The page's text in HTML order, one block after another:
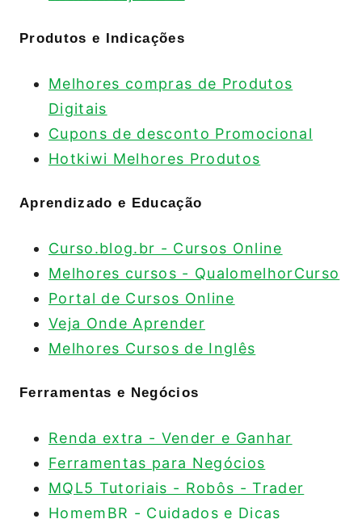
Produtos e Indicações
Melhores compras de Produtos
Digitais
Cupons de desconto Promocional
Hotkiwi Melhores Produtos
Aprendizado e Educação
Curso.blog.br - Cursos Online
Melhores cursos - QualomelhorCurso
Portal de Cursos Online
Veja Onde Aprender
Melhores Cursos de Inglês
Ferramentas e Negócios
Renda extra - Vender e Ganhar
Ferramentas para Negócios
MQL5 Tutoriais - Robôs - Trader
HomemBR - Cuidados e Dicas